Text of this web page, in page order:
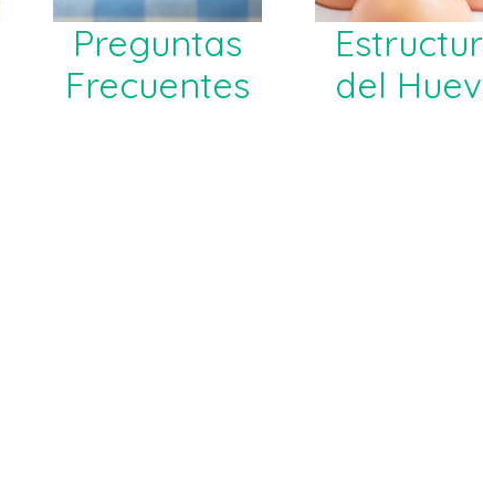
Preguntas
Frecuentes
del